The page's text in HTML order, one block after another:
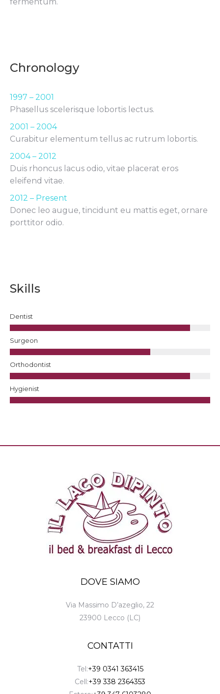
Chronology
1997 – 2001
Phasellus scelerisque lobortis lectus.
2001 – 2004
Curabitur elementum tellus ac rutrum lobortis.
2004 – 2012
Duis rhoncus lacus odio, vitae placerat eros
eleifend vitae.
2012 – Present
Donec leo augue, tincidunt eu mattis eget, ornare
porttitor odio.
Skills
Dentist
Surgeon
Orthodontist
Hygienist
DOVE SIAMO
Via Massimo D’azeglio, 22
23900 Lecco (LC)
CONTATTI
Tel:+39 0341 363415
Cell:+39 338 2364353